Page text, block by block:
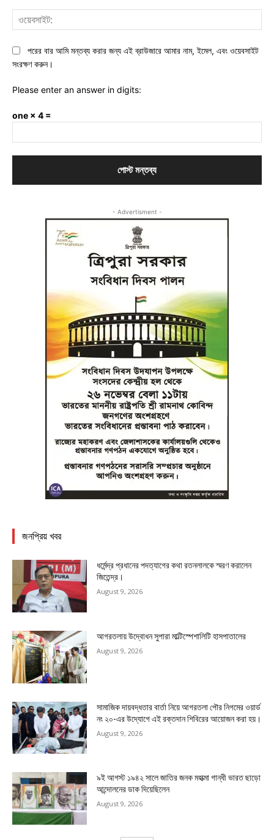
পরের বার আমি মন্তব্য করার জন্য এই ব্রাউজারে আমার নাম, ইমেল, এবং ওয়েবসাইট
সংরক্ষণ করুন।
Please enter an answer in digits:
one × 4 =
- Advertisment -
জনপ্রিয় খবর
ধর্মেন্দ্র প্রধানের পদত্যাগের কথা রতনলালকে স্মরণ করালেন
জিতেন্দ্র।
August 9, 2026
আগরতলায় উদ্বোধন সুপারা মাল্টিস্পেশালিটি হাসপাতালের
August 9, 2026
সামাজিক দায়বদ্ধতার বার্তা নিয়ে আগরতলা পৌর নিগমের ওয়ার্ড
নং ২০-এর উদ্যোগে এই রক্তদান শিবিরের আয়োজন করা হয়।
August 9, 2026
৯ই আগস্ট ১৯৪২ সালে জাতির জনক মহাত্মা গান্ধী ভারত ছাড়ো
আন্দোলনের ডাক দিয়েছিলেন
August 9, 2026